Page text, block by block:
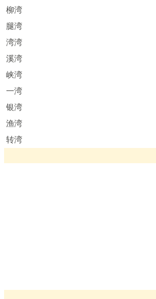
柳湾
腿湾
湾湾
溪湾
峡湾
一湾
银湾
渔湾
转湾